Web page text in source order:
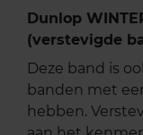
Dunlop
(verstevigde
Deze band is
banden met
hebben.